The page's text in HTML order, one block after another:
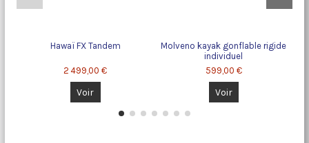
Hawaï FX Tandem
2 499,00 €
Voir
Molveno kayak gonflable rigide
individuel
599,00 €
Voir